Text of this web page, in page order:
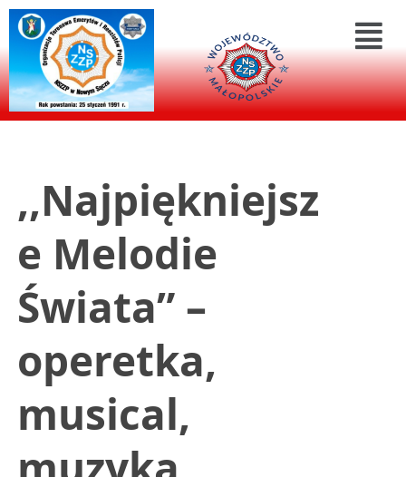
,,Najpiękniejsz
e Melodie
Świata” –
operetka,
musical,